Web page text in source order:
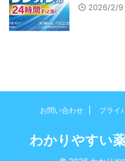
2026/2/9
お問い合わせ プライ
わかりやすい